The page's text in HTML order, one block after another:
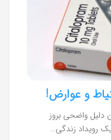
و عوارض!
دلیل واضحی بروز
رویداد زندگی…